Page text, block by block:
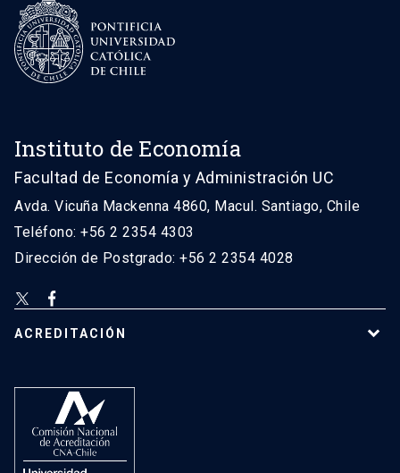
Instituto de Economía
Facultad de Economía y Administración UC
Avda. Vicuña Mackenna 4860, Macul. Santiago, Chile
Teléfono: +56 2 2354 4303
Dirección de Postgrado: +56 2 2354 4028
ACREDITACIÓN